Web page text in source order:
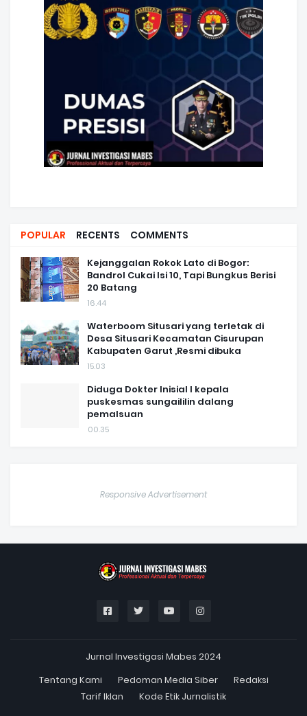
POPULAR RECENTS COMMENTS
Kejanggalan Rokok Lato di Bogor:
Bandrol Cukai Isi 10, Tapi Bungkus Berisi
20 Batang
16.44
Waterboom Situsari yang terletak di
Desa Situsari Kecamatan Cisurupan
Kabupaten Garut ,Resmi dibuka
15.03
Diduga Dokter Inisial I kepala
puskesmas sungaililin dalang
pemalsuan
00.35
Responsive Advertisement
Jurnal Investigasi Mabes 2024
Tentang Kami
Pedoman Media Siber
Redaksi
Tarif Iklan
Kode Etik Jurnalistik